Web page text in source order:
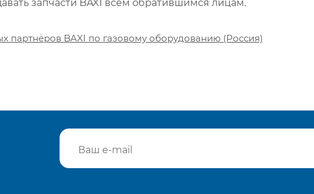
запчасти BAXI всем обратившимся лицам.
партнёров BAXI по газовому оборудованию (Россия)